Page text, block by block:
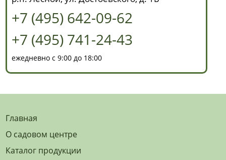
+7 (495) 642-09-62
+7 (495) 741-24-43
ежедневно с 9:00 до 18:00
Главная
О садовом центре
Каталог продукции